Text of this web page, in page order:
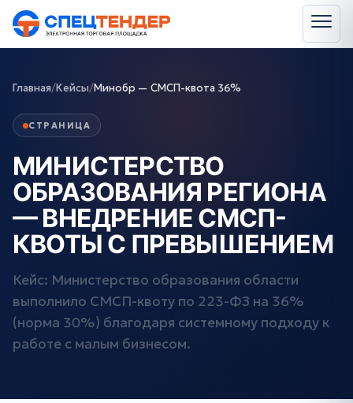
Главная/Кейсы/Минобр — СМСП-квота 36%
СТРАНИЦА
МИНИСТЕРСТВО
ОБРАЗОВАНИЯ РЕГИОНА
— ВНЕДРЕНИЕ СМСП-
КВОТЫ С ПРЕВЫШЕНИЕМ
Кейс: Министерство образования области
выполнило СМСП-квоту по 223-ФЗ на 36%
(норма 30%) благодаря системному подходу к
работе с малым бизнесом.